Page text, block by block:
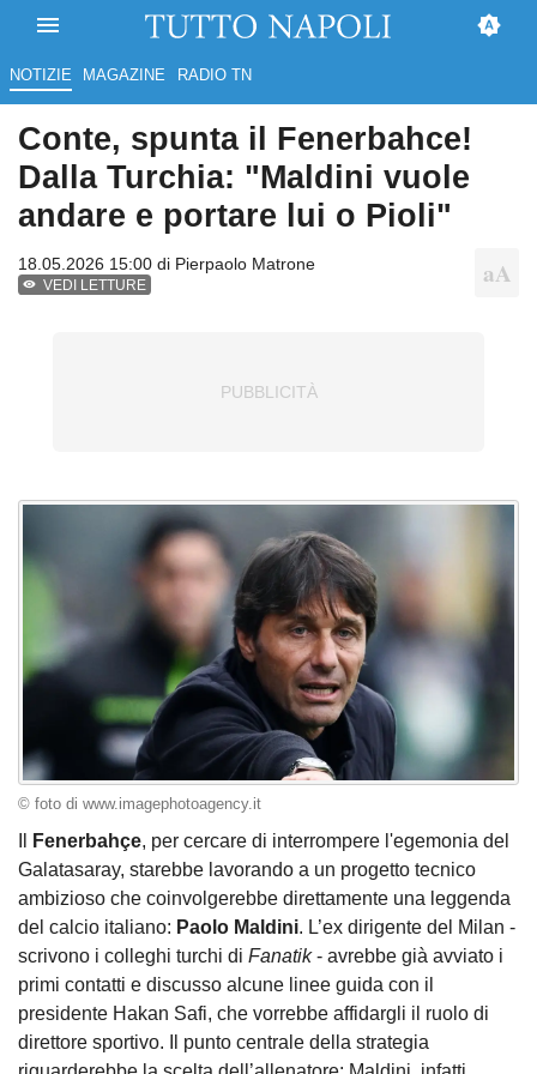
NOTIZIE MAGAZINE RADIO TN
Conte, spunta il Fenerbahce!
Dalla Turchia: "Maldini vuole
andare e portare lui o Pioli"
18.05.2026 15:00 di Pierpaolo Matrone
VEDI LETTURE
© foto di www.imagephotoagency.it
Fenerbahçe, per cercare di interrompere l'egemonia del
Galatasaray, starebbe lavorando a un progetto tecnico
ambizioso che coinvolgerebbe direttamente una leggenda
del calcio italiano: Paolo Maldini. L’ex dirigente del Milan -
scrivono i colleghi turchi di Fanatik- avrebbe già avviato i
primi contatti e discusso alcune linee guida con il
presidente Hakan Safi, che vorrebbe affidargli il ruolo di
direttore sportivo. Il punto centrale della strategia